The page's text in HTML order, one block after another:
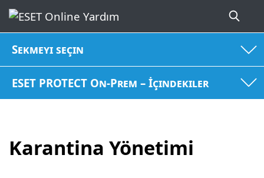
Sekmeyi seçin
ESET PROTECT On-Prem – İçindekiler
Karantina Yönetimi